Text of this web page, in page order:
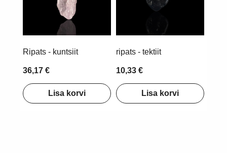
Ripats - kuntsiit
36,17 €
Lisa korvi
ripats - tektiit
10,33 €
Lisa korvi